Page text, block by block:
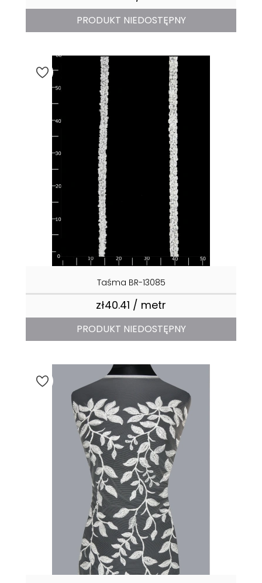
PRODUKT NIEDOSTĘPNY
Taśma BR-13085
zł40.41 / metr
PRODUKT NIEDOSTĘPNY